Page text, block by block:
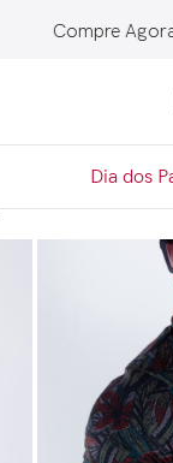
Compre Agora e
Dia dos